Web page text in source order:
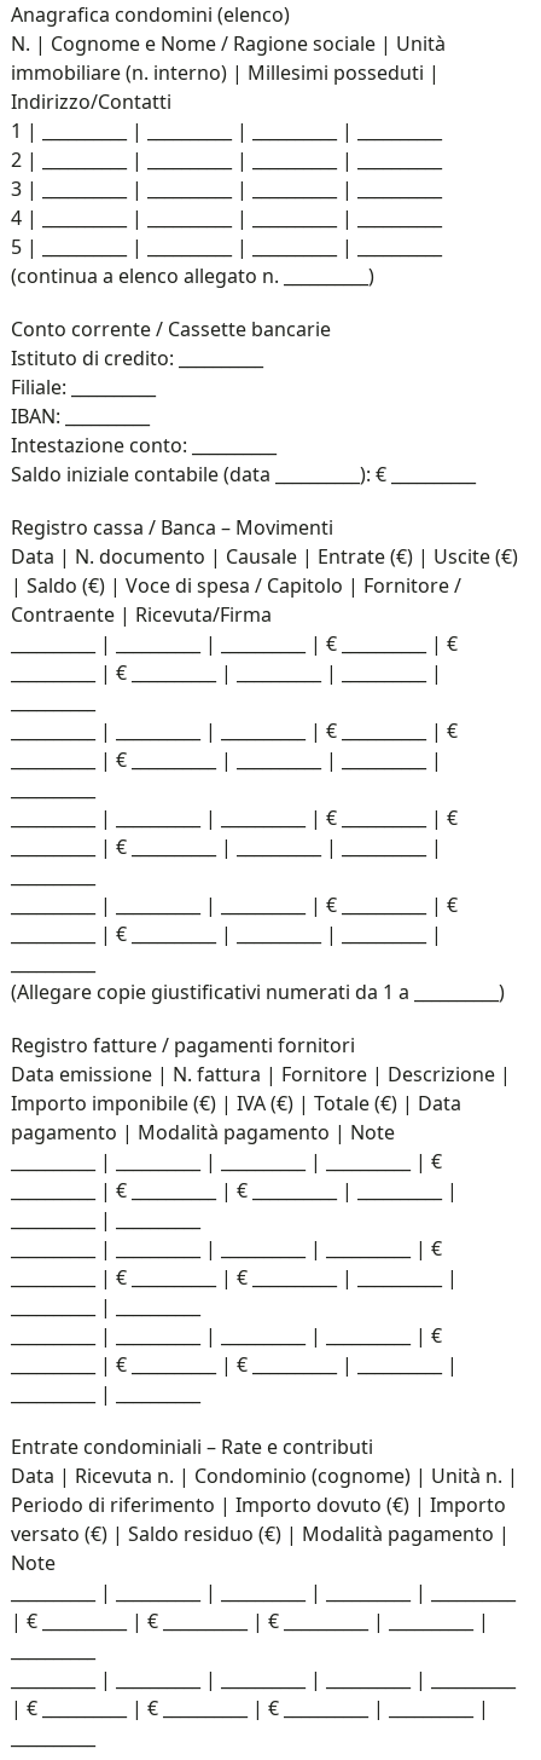
Anagrafica condomini (elenco)
N. | Cognome e Nome / Ragione sociale | Unità
immobiliare (n. interno) | Millesimi posseduti |
Indirizzo/Contatti
1 | __________ | __________ | __________ | __________
2 | __________ | __________ | __________ | __________
3 | __________ | __________ | __________ | __________
4 | __________ | __________ | __________ | __________
5 | __________ | __________ | __________ | __________
(continua a elenco allegato n. __________)
Conto corrente / Cassette bancarie
Istituto di credito: __________
Filiale: __________
IBAN: __________
Intestazione conto: __________
Saldo iniziale contabile (data __________): € __________
Registro cassa / Banca – Movimenti
Data | N. documento | Causale | Entrate (€) | Uscite (€)
| Saldo (€) | Voce di spesa / Capitolo | Fornitore /
Contraente | Ricevuta/Firma
__________ | __________ | __________ | € __________ | €
__________ | € __________ | __________ | __________ |
__________ | __________ | __________ | € __________ | €
__________ | € __________ | __________ | __________ |
__________ | __________ | __________ | € __________ | €
__________ | € __________ | __________ | __________ |
__________ | __________ | __________ | € __________ | €
__________ | € __________ | __________ | __________ |
(Allegare copie giustificativi numerati da 1 a __________)
Registro fatture / pagamenti fornitori
Data emissione | N. fattura | Fornitore | Descrizione |
Importo imponibile (€) | IVA (€) | Totale (€) | Data
pagamento | Modalità pagamento | Note
__________ | __________ | __________ | __________ | €
__________ | € __________ | € __________ | __________ |
__________ | __________
__________ | __________ | __________ | __________ | €
__________ | € __________ | € __________ | __________ |
__________ | __________
__________ | __________ | __________ | __________ | €
__________ | € __________ | € __________ | __________ |
__________ | __________
Entrate condominiali – Rate e contributi
Data | Ricevuta n. | Condominio (cognome) | Unità n. |
Periodo di riferimento | Importo dovuto (€) | Importo
versato (€) | Saldo residuo (€) | Modalità pagamento |
Note
__________ | __________ | __________ | __________ | __________
| € __________ | € __________ | € __________ | __________ |
__________ | __________ | __________ | __________ | __________
| € __________ | € __________ | € __________ | __________ |